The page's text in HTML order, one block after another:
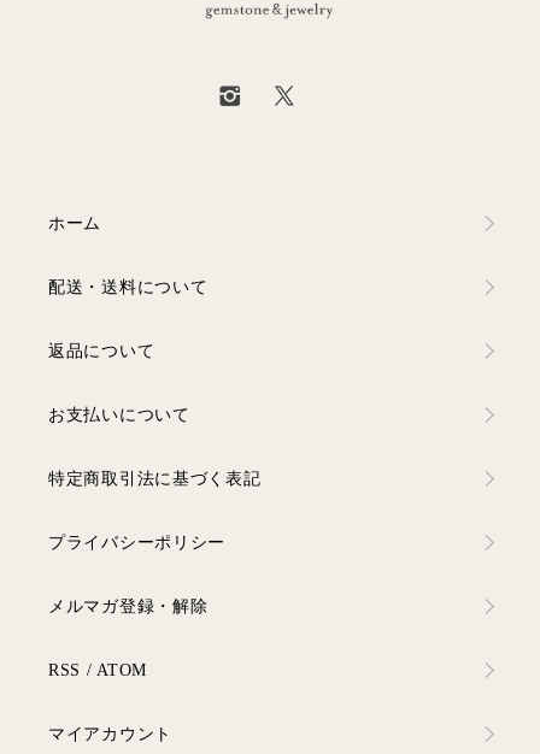
ホーム
配送・送料について
返品について
お支払いについて
特定商取引法に基づく表記
プライバシーポリシー
メルマガ登録・解除
RSS / ATOM
マイアカウント